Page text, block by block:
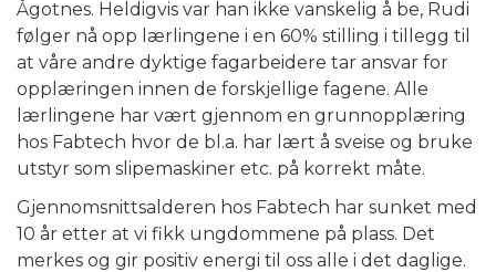
Ågotnes. Heldigvis var han ikke vanskelig å be, Rudi
følger nå opp lærlingene i en 60% stilling i tillegg til
at våre andre dyktige fagarbeidere tar ansvar for
opplæringen innen de forskjellige fagene. Alle
lærlingene har vært gjennom en grunnopplæring
hos Fabtech hvor de bl.a. har lært å sveise og bruke
utstyr som slipemaskiner etc. på korrekt måte.
Gjennomsnittsalderen hos Fabtech har sunket med
10 år etter at vi fikk ungdommene på plass. Det
merkes og gir positiv energi til oss alle i det daglige.